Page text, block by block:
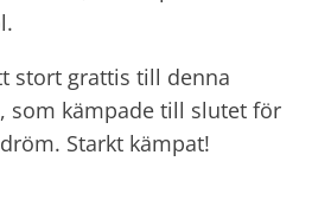
stort grattis till denna
som kämpade till slutet för
Starkt kämpat!